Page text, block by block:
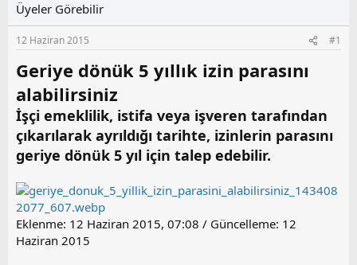
u
y
u
a
ş
l
a
t
a
n
a
a
r
i
h
Üyeler Görebilir
12 Haziran 2015 #1
Geriye dönük 5 yıllık izin parasını
alabilirsiniz
İşçi emeklilik, istifa veya işveren tarafından
çıkarılarak ayrıldığı tarihte, izinlerin parasını
geriye dönük 5 yıl için talep edebilir.
Eklenme: 12 Haziran 2015, 07:08 / Güncelleme: 12
Haziran 2015